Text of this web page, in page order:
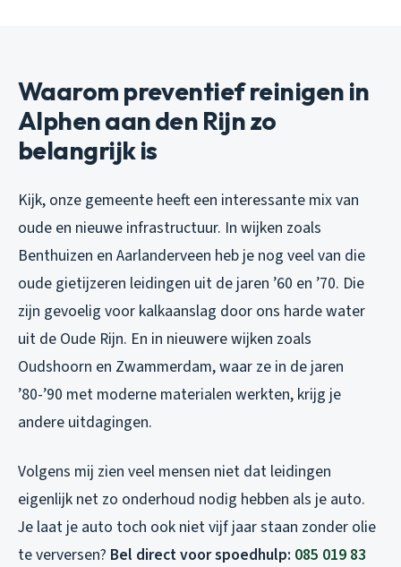
Waarom preventief reinigen in
Alphen aan den Rijn zo
belangrijk is
Kijk, onze gemeente heeft een interessante mix van
oude en nieuwe infrastructuur. In wijken zoals
Benthuizen en Aarlanderveen heb je nog veel van die
oude gietijzeren leidingen uit de jaren ’60 en ’70. Die
zijn gevoelig voor kalkaanslag door ons harde water
uit de Oude Rijn. En in nieuwere wijken zoals
Oudshoorn en Zwammerdam, waar ze in de jaren
’80-’90 met moderne materialen werkten, krijg je
andere uitdagingen.
Volgens mij zien veel mensen niet dat leidingen
eigenlijk net zo onderhoud nodig hebben als je auto.
Je laat je auto toch ook niet vijf jaar staan zonder olie
te verversen? Bel direct voor spoedhulp: 085 019 83